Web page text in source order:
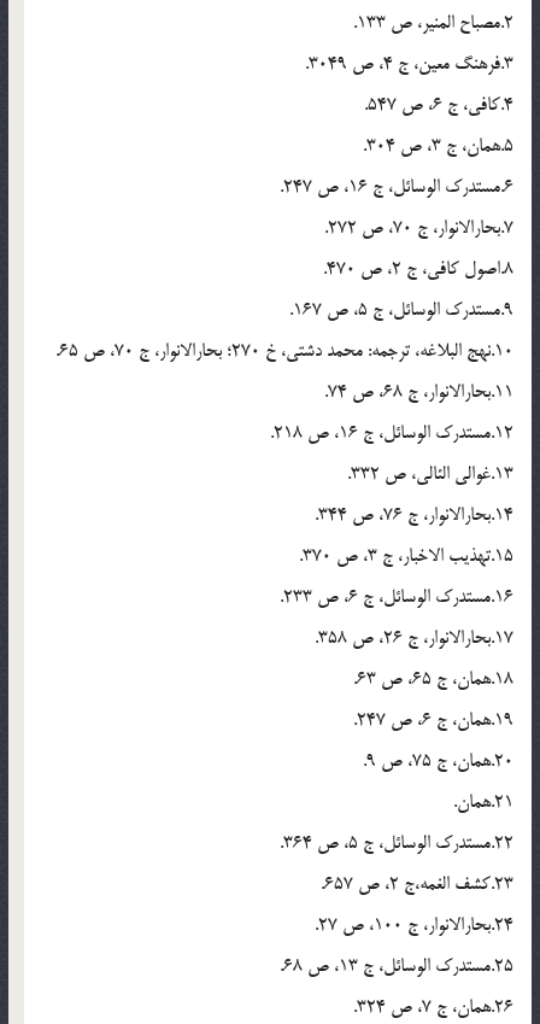
2.مصباح المنیر، ص 133.
3.فرهنگ معین، ج 4، ص 3049.
4.کافی، ج 6، ص 547.
5.همان، ج 3، ص 304.
6.مستدرک الوسائل، ج 16، ص 247.
7.بحارالانوار، ج 70، ص 272.
8.اصول کافی، ج 2، ص 470.
9.مستدرک الوسائل، ج 5، ص 167.
10.نهج البلاغه، ترجمه: محمد دشتی، خ 270؛ بحارالانوار، ج 70، ص 65.
11.بحارالانوار، ج 68، ص 74.
12.مستدرک الوسائل، ج 16، ص 218.
13.غوالی الئالی، ص 332.
14.بحارالانوار، ج 76، ص 344.
15.تهذیب الاخبار، ج 3، ص 370.
16.مستدرک الوسائل، ج 6، ص 233.
17.بحارالانوار، ج 26، ص 358.
18.همان، ج 65، ص 63.
19.همان، ج 6، ص 247.
20.همان، ج 75، ص 9.
21.همان.
22.مستدرک الوسائل، ج 5، ص 364.
23.کشف الغمه،ج 2، ص 657.
24.بحارالانوار، ج 100، ص 27.
25.مستدرک الوسائل، ج 13، ص 68.
26.همان، ج 7، ص 324.